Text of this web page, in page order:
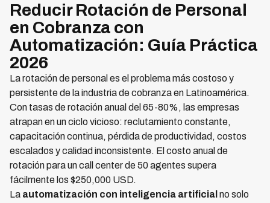
Reducir Rotación de Personal
en Cobranza con
Automatización: Guía Práctica
2026
La rotación de personal es el problema más costoso y
persistente de la industria de cobranza en Latinoamérica.
Con tasas de rotación anual del 65-80%, las empresas
atrapan en un ciclo vicioso: reclutamiento constante,
capacitación continua, pérdida de productividad, costos
escalados y calidad inconsistente. El costo anual de
rotación para un call center de 50 agentes supera
fácilmente los $250,000 USD.
La automatización con inteligencia artificial no solo